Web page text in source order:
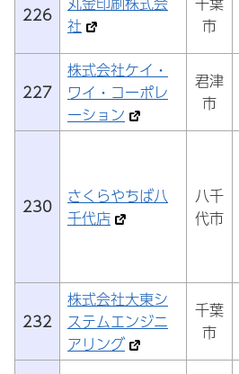
226
社
市
227
株式会社ケイ・
ワイ・コーポレ
ーション
君津
市
230
さくらやちば八
千代店
八千
代市
232
株式会社大東シ
ステムエンジニ
アリング
千葉
市